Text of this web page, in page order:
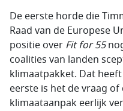
De eerste horde die
Raad van de Europese
positie over Fit for 55
coalities van landen
klimaatpakket. Dat
eerste is het de vraag
klimaataanpak eerlijk